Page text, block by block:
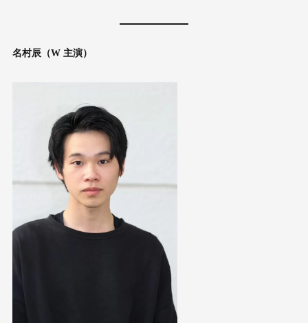
名村辰（W 主演）